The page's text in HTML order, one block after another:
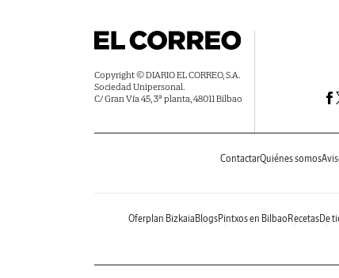
Copyright © DIARIO EL CORREO, S.A.
Sociedad Unipersonal.
C/ Gran Vía 45, 3ª planta, 48011 Bilbao
ContactarQuiénes somos
Oferplan Bizkaia BlogsPintxos en Bilbao RecetasDe